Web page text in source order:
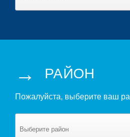
→ РАЙОН
Пожалуйста, выберите ваш